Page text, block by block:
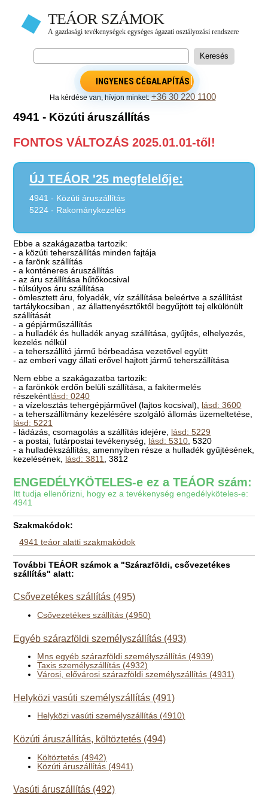
INGYENES CÉGALAPÍTÁS
Ha kérdése van, hívjon minket:+36 30 220 1100
4941 - Közúti áruszállítás
FONTOS VÁLTOZÁS 2025.01.01-től!
ÚJ TEÁOR '25 megfelelője:
4941 - Közúti áruszállítás
5224 - Rakománykezelés
Ebbe a szakágazatba tartozik:
- a közúti teherszállítás minden fajtája
- a farönk szállítás
- a konténeres áruszállítás
- az áru szállítása hűtőkocsival
- túlsúlyos áru szállítása
- ömlesztett áru, folyadék, víz szállítása beleértve a szállítást
tartálykocsiban , az állattenyésztőktől begyűjtött tej elkülönült
szállítását
- a gépjárműszállítás
- a hulladék és hulladék anyag szállítása, gyűjtés, elhelyezés,
kezelés nélkül
- a teherszállító jármű bérbeadása vezetővel együtt
- az emberi vagy állati erővel hajtott jármű teherszállítása
Nem ebbe a szakágazatba tartozik:
- a farönkök erdőn belüli szállítása, a fakitermelés
részekéntlásd: 0240
- a vízelosztás tehergépjárművel (lajtos kocsival), lásd: 3600
- a teherszállítmány kezelésére szolgáló állomás üzemeltetése,
lásd: 5221
- ládázás, csomagolás a szállítás idejére, lásd: 5229
- a postai, futárpostai tevékenység, lásd: 5310 , 5320
- a hulladékszállítás, amennyiben része a hulladék gyűjtésének,
kezelésének, lásd: 3811 , 3812
ENGEDÉLYKÖTELES-e ez a TEÁOR szám:
Itt tudja ellenőrizni, hogy ez a tevékenység engedélyköteles-e:
4941
Szakmakódok:
4941 teáor alatti szakmakódok
További TEÁOR számok a "Szárazföldi, csővezetékes
szállítás" alatt:
Csővezetékes szállítás (495)
Csővezetékes szállítás (4950)
Egyéb szárazföldi személyszállítás (493)
Mns egyéb szárazföldi személyszállítás (4939)
Taxis személyszállítás (4932)
Városi, elővárosi szárazföldi személyszállítás (4931)
Helyközi vasúti személyszállítás (491)
Helyközi vasúti személyszállítás (4910)
Közúti áruszállítás, költöztetés (494)
Költöztetés (4942)
Közúti áruszállítás (4941)
Vasúti áruszállítás (492)